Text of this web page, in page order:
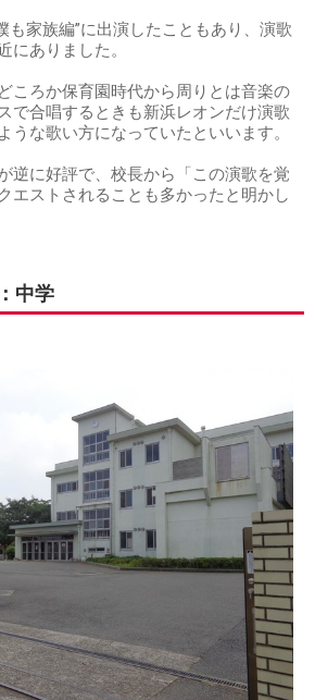
も家族編”に出演したこともあり、演歌
にありました。
ころか保育園時代から周りとは音楽の
で合唱するときも新浜レオンだけ演歌
うな歌い方になっていたといいます。
逆に好評で、校長から「この演歌を覚
エストされることも多かったと明かし
中学